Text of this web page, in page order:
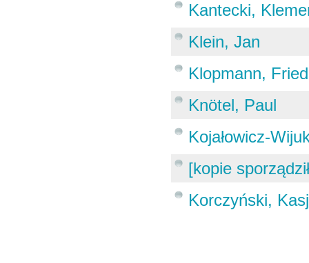
Kantecki,
Klein, Jan
Klopmann,
Knötel, Paul
Kojałowicz-
[kopie
Korczyński,